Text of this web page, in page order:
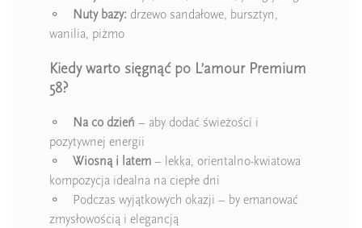
⚬
Nuty bazy: drzewo sandałowe, bursztyn,
wanilia, piżmo
Kiedy warto sięgnąć po L’amour Premium
58?
⚬ Na co dzień – aby dodać świeżości i
pozytywnej energii
⚬ Wiosną i latem – lekka, orientalno-kwiatowa
kompozycja idealna na ciepłe dni
⚬ Podczas wyjątkowych okazji – by emanować
zmysłowością i elegancją